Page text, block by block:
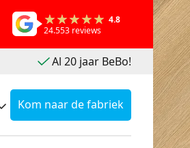
4.8
24.553 reviews
Al 20 jaar BeBo!
Kom naar de fabriek